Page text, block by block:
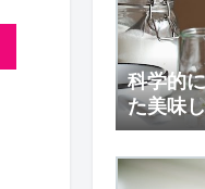
科学的
た美味